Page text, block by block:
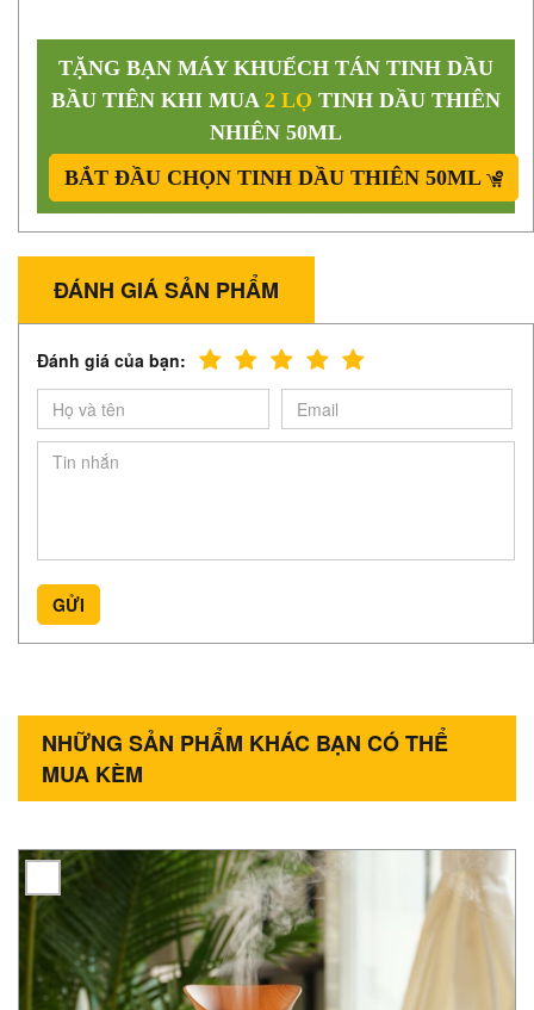
TẶNG BẠN MÁY KHUẾCH TÁN TINH DẦU
BẦU TIÊN KHI MUA 2 LỌ TINH DẦU THIÊN
NHIÊN 50ML
BẮT ĐẦU CHỌN TINH DẦU THIÊN 50ML
ĐÁNH GIÁ SẢN PHẨM
Đánh giá của bạn:
GỬI
NHỮNG SẢN PHẨM KHÁC BẠN CÓ THỂ
MUA KÈM